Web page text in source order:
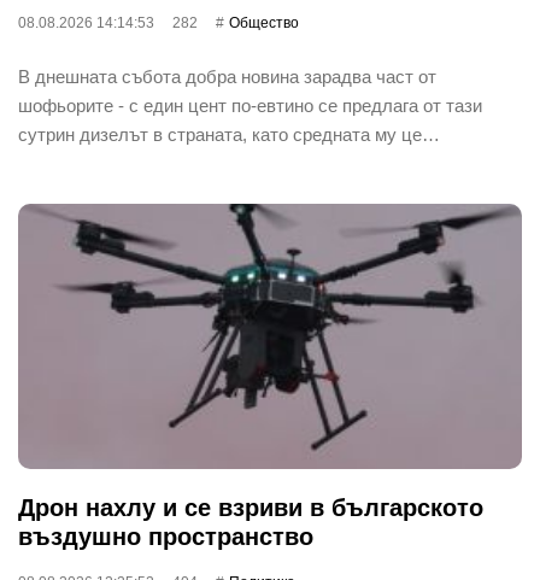
08.08.2026 14:14:53 282 Общество
В днешната събота добра новина зарадва част от
шофьорите - с един цент по-евтино се предлага от тази
сутрин дизелът в страната, като средната му це…
Дрон нахлу и се взриви в българското
въздушно пространство